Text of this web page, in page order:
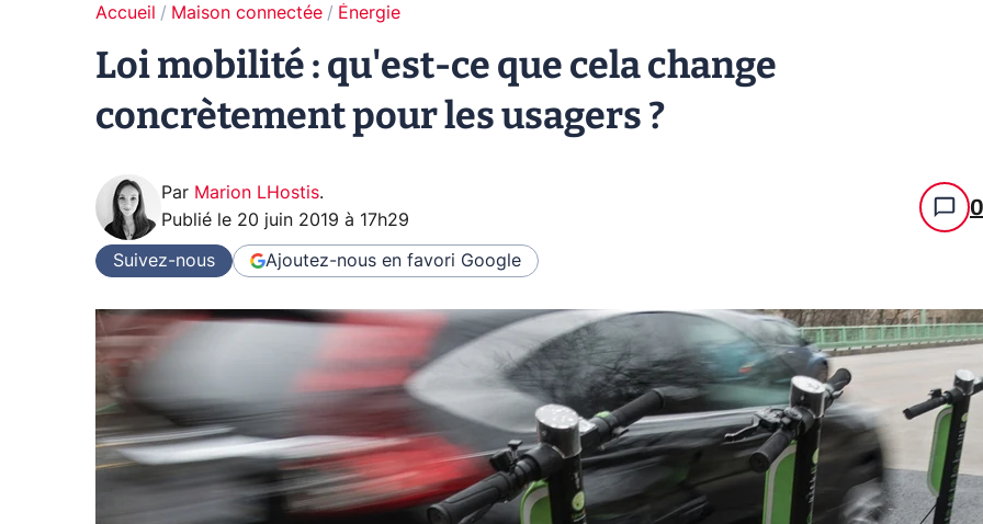
Accueil Maison connectée Énergie
Loi mobilité : qu'est-ce que cela change
concrètement pour les usagers ?
Par Marion LHostis.
Publié le 20 juin 2019 à 17h29 0
Suivez-nous Ajoutez-nous en favori Google